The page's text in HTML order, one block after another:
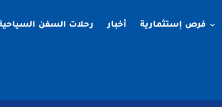
فرص إستثمارية أخبار رحلات السفن